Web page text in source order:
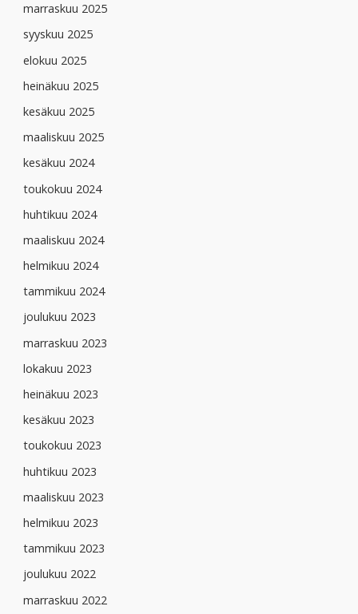
marraskuu 2025
syyskuu 2025
elokuu 2025
heinäkuu 2025
kesäkuu 2025
maaliskuu 2025
kesäkuu 2024
toukokuu 2024
huhtikuu 2024
maaliskuu 2024
helmikuu 2024
tammikuu 2024
joulukuu 2023
marraskuu 2023
lokakuu 2023
heinäkuu 2023
kesäkuu 2023
toukokuu 2023
huhtikuu 2023
maaliskuu 2023
helmikuu 2023
tammikuu 2023
joulukuu 2022
marraskuu 2022